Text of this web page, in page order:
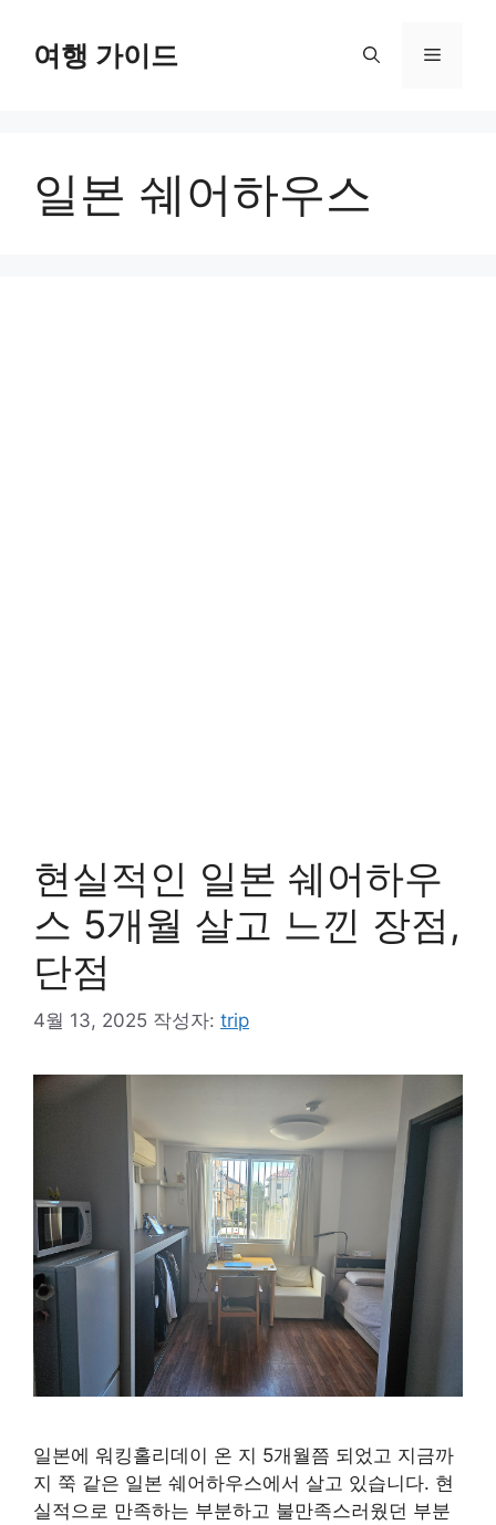
여행 가이드 메
일본 쉐어하우스
현실적인 일본 쉐어하우
스 5개월 살고 느낀 장점,
단점
4월 13, 2025 작성자: trip
일본에 워킹홀리데이 온 지 5개월쯤 되었고 지금까
지 쭉 같은 일본 쉐어하우스에서 살고 있습니다. 현
실적으로 만족하는 부분하고 불만족스러웠던 부분